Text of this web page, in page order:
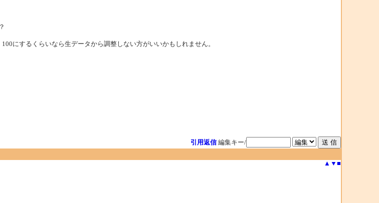
にするくらいなら生データから調整しない方がいいかもしれません。
引用返信 編集キー/
▲ ▼ ■